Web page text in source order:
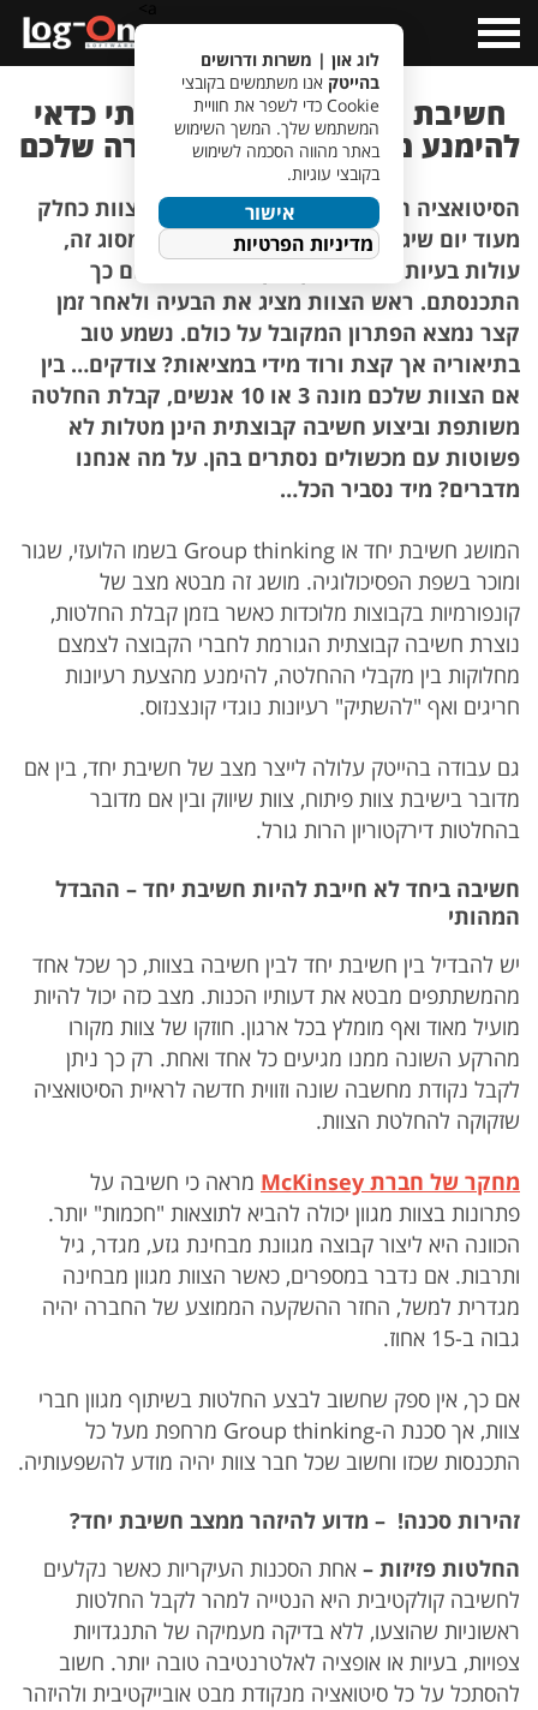
Menu
חשיבת יחד – מה זה, למה ומתי כדאי
להימנע מסיטואציה כזו בקריירה שלכם
הסיטואציה היא אתם מגיעים לישיבת צוות כחלק
מעוד יום שיגרתי במשרד.כמו בכל ישיבה מסוג זה,
עולות בעיות ולשם כך
התכנסתם. ראש הצוות מציג את הבעיה ולאחר זמן
קצר נמצא הפתרון המקובל על כולם. נשמע טוב
בתיאוריה אך קצת ורוד מידי במציאות? צודקים… בין
אם הצוות שלכם מונה או אנשים, קבלת החלטה
משותפת וביצוע חשיבה קבוצתית הינן מטלות לא
פשוטות עם מכשולים נסתרים בהן. על מה אנחנו
מדברים? מיד נסביר הכל…
המושג חשיבת יחד או Group thinking בשמו הלועזי, שגור
ומוכר בשפת הפסיכולוגיה. מושג זה מבטא מצב של
קונפורמיות בקבוצות מלוכדות כאשר בזמן קבלת החלטות,
נוצרת חשיבה קבוצתית הגורמת לחברי הקבוצה לצמצם
מחלוקות בין מקבלי ההחלטה, להימנע מהצעת רעיונות
חריגים ואף "להשתיק" רעיונות נוגדי קונצנזוס.
גם עבודה בהייטק עלולה לייצר מצב של חשיבת יחד, בין אם
מדובר בישיבת צוות פיתוח, צוות שיווק ובין אם מדובר
בהחלטות דירקטוריון הרות גורל.
חשיבה ביחד לא חייבת להיות חשיבת יחד – ההבדל
המהותי
יש להבדיל בין חשיבת יחד לבין חשיבה בצוות, כך שכל אחד
מהמשתתפים מבטא את דעותיו הכנות. מצב כזה יכול להיות
מועיל מאוד ואף מומלץ בכל ארגון. חוזקו של צוות מקורו
מהרקע השונה ממנו מגיעים כל אחד ואחת. רק כך ניתן
לקבל נקודת מחשבה שונה וזווית חדשה לראיית הסיטואציה
שזקוקה להחלטת הצוות.
מחקר של חברת McKinsey
מראה כי חשיבה על
פתרונות בצוות מגוון יכולה להביא לתוצאות "חכמות" יותר.
הכוונה היא ליצור קבוצה מגוונת מבחינת גזע, מגדר, גיל
ותרבות. אם נדבר במספרים, כאשר הצוות מגוון מבחינה
מגדרית למשל, החזר ההשקעה הממוצע של החברה יהיה
גבוה ב-15 אחוז.
אם כך, אין ספק שחשוב לבצע החלטות בשיתוף מגוון חברי
צוות, אך סכנת ה-Group thinking מרחפת מעל כל
התכנסות שכזו וחשוב שכל חבר צוות יהיה מודע להשפעותיה.
זהירות סכנה! – מדוע להיזהר ממצב חשיבת יחד?
החלטות פזיזות – אחת הסכנות העיקריות כאשר נקלעים
לחשיבה קולקטיבית היא הנטייה למהר לקבל החלטות
ראשוניות שהוצעו, ללא בדיקה מעמיקה של התנגדויות
צפויות, בעיות או אופציה לאלטרנטיבה טובה יותר. חשוב
להסתכל על כל סיטואציה מנקודת מבט אובייקטיבית ולהיזהר
לוג און | משרות ודרושים
בהייטק אנו משתמשים בקובצי
Cookie כדי לשפר את חוויית
המשתמש שלך. המשך השימוש
באתר מהווה הסכמה לשימוש
בקובצי עוגיות.
אישור
מדיניות הפרטיות